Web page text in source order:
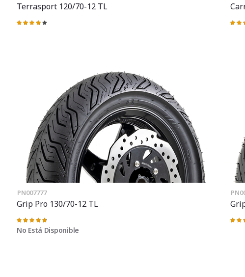
Terrasport 120/70-12 TL
Valoración:
PN007777
Grip Pro 130/70-12 TL
Valoración:
97%
No Está Disponible